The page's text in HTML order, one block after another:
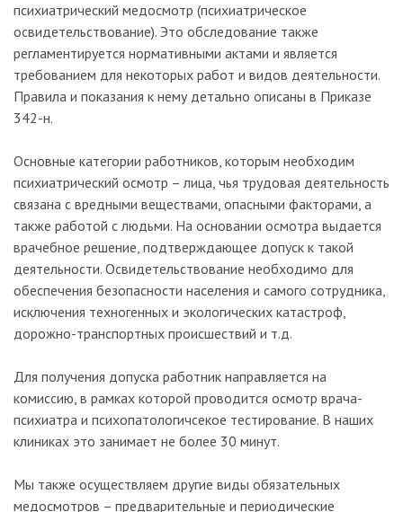
психиатрический медосмотр (психиатрическое
освидетельствование). Это обследование также
регламентируется нормативными актами и является
требованием для некоторых работ и видов деятельности.
Правила и показания к нему детально описаны в Приказе
342-н.
Основные категории работников, которым необходим
психиатрический осмотр – лица, чья трудовая деятельность
связана с вредными веществами, опасными факторами, а
также работой с людьми. На основании осмотра выдается
врачебное решение, подтверждающее допуск к такой
деятельности. Освидетельствование необходимо для
обеспечения безопасности населения и самого сотрудника,
исключения техногенных и экологических катастроф,
дорожно-транспортных происшествий и т.д.
Для получения допуска работник направляется на
комиссию, в рамках которой проводится осмотр врача-
психиатра и психопатологичсекое тестирование. В наших
клиниках это занимает не более 30 минут.
Мы также осуществляем другие виды обязательных
медосмотров – предварительные и периодические